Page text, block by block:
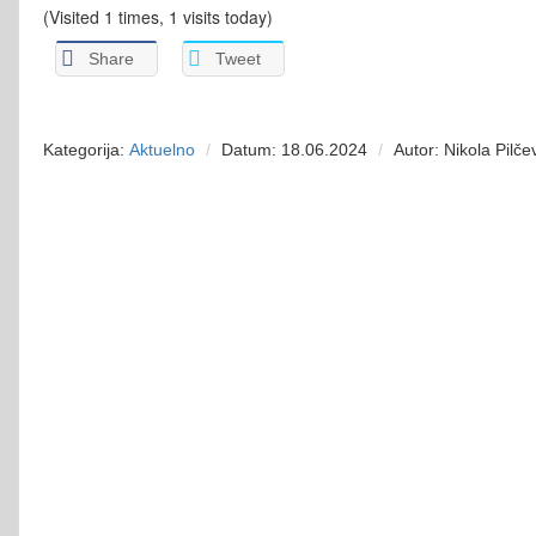
(Visited 1 times, 1 visits today)
Share Tweet
Kategorija: Aktuelno Datum: 18.06.2024 Autor: Nikola